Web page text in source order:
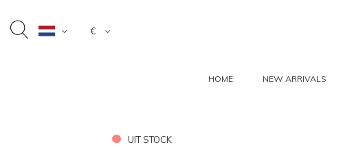
€
HOME NEW ARRIVALS
UIT STOCK